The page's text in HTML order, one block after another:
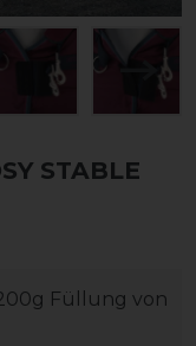
STABLE
Füllung von